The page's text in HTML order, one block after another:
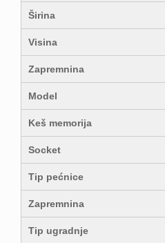
Širina
Visina
Zapremnina
Model
Keš memorija
Socket
Tip pećnice
Zapremnina
Tip ugradnje